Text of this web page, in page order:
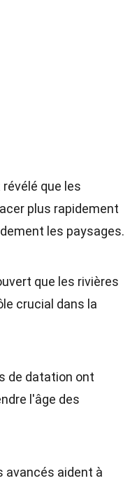
que les
plus rapidement
les paysages.
que les rivières
crucial dans la
de datation ont
l'âge des
avancés aident à